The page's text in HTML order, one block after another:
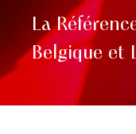
La
Belgique et